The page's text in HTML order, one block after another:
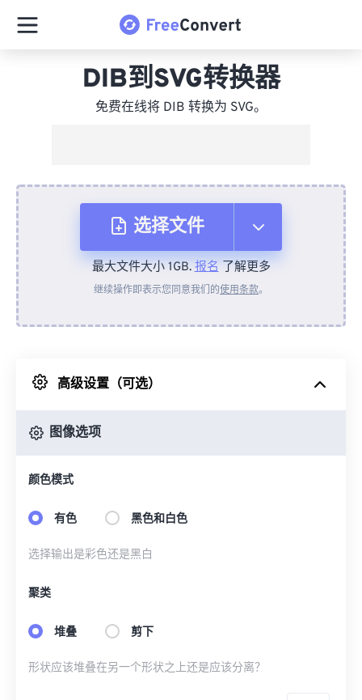
DIB到SVG转换器
免费在线将 DIB 转换为 SVG。
选择文件
从设备
来自 Google Drive
最大文件大小 1GB.报名了解更多
继续操作即表示您同意我们的使用条款。
高级设置（可选）
图像选项
颜色模式
有色 黑色和白色
选择输出是彩色还是黑白
聚类
堆叠 剪下
形状应该堆叠在另一个形状之上还是应该分离？